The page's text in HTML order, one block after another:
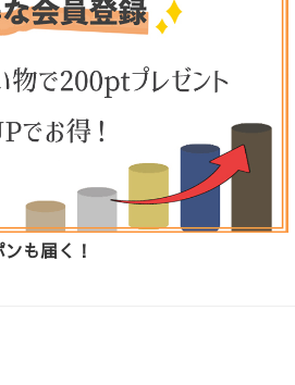
も届く！